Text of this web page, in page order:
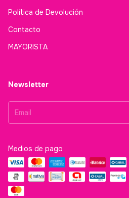
Política de Devolución
Contacto
MAYORISTA
Newsletter
Medios de pago